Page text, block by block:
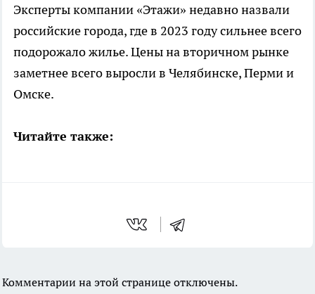
Эксперты компании «Этажи» недавно назвали
российские города, где в 2023 году сильнее всего
подорожало жилье. Цены на вторичном рынке
заметнее всего выросли в Челябинске, Перми и
Омске.
Читайте также:
Комментарии на этой странице отключены.